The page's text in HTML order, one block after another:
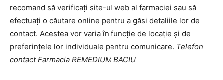
recomand să verificați site-ul web al farmaciei sau să
efectuați o căutare online pentru a găsi detaliile lor de
contact. Acestea vor varia în funcție de locație și de
preferințele lor individuale pentru comunicare. Telefon
contact Farmacia REMEDIUM BACIU